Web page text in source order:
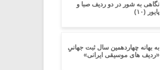
نگاهی به شور در دو ردیف صبا و
پایور (۱۰)
به بهانه چهاردهمین سال ثبت جهانیِِ
«ردیف های موسیقی ایرانی»